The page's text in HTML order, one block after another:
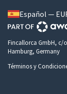
Español —
Fincallorca GmbH, c/
Hamburg, Germany
Términos y